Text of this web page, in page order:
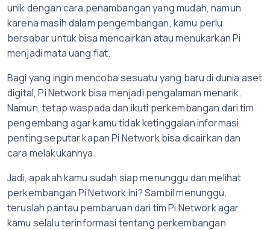
unik dengan cara penambangan yang mudah, namun
karena masih dalam pengembangan, kamu perlu
bersabar untuk bisa mencairkan atau menukarkan Pi
menjadi mata uang fiat.
Bagi yang ingin mencoba sesuatu yang baru di dunia aset
digital, Pi Network bisa menjadi pengalaman menarik.
Namun, tetap waspada dan ikuti perkembangan dari tim
pengembang agar kamu tidak ketinggalan informasi
penting seputar kapan Pi Network bisa dicairkan dan
cara melakukannya.
Jadi, apakah kamu sudah siap menunggu dan melihat
perkembangan Pi Network ini? Sambil menunggu,
teruslah pantau pembaruan dari tim Pi Network agar
kamu selalu terinformasi tentang perkembangan